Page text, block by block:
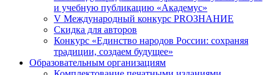
и учебную публикацию «Академус»
V Международный конкурс PROЗНАНИЕ
Скидка для авторов
Конкурс «Единство народов России: сохраняя
традиции, создаем будущее»
Образовательным организациям